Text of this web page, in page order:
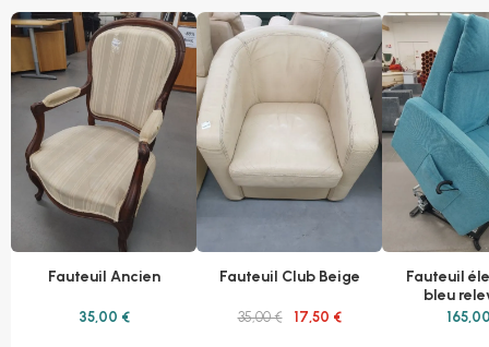
Fauteuil Ancien
35,00 €
Fauteuil Club Beige
35,00 € 17,50 €
Fauteuil
bleu